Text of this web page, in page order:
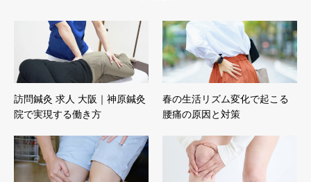
訪問鍼灸 求人 大阪｜神原鍼灸
院で実現する働き方
春の生活リズム変化で起こる
腰痛の原因と対策